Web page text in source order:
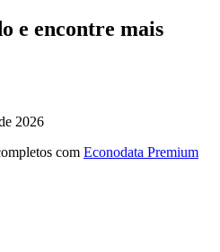
e encontre mais
2026
com Econodata Premium